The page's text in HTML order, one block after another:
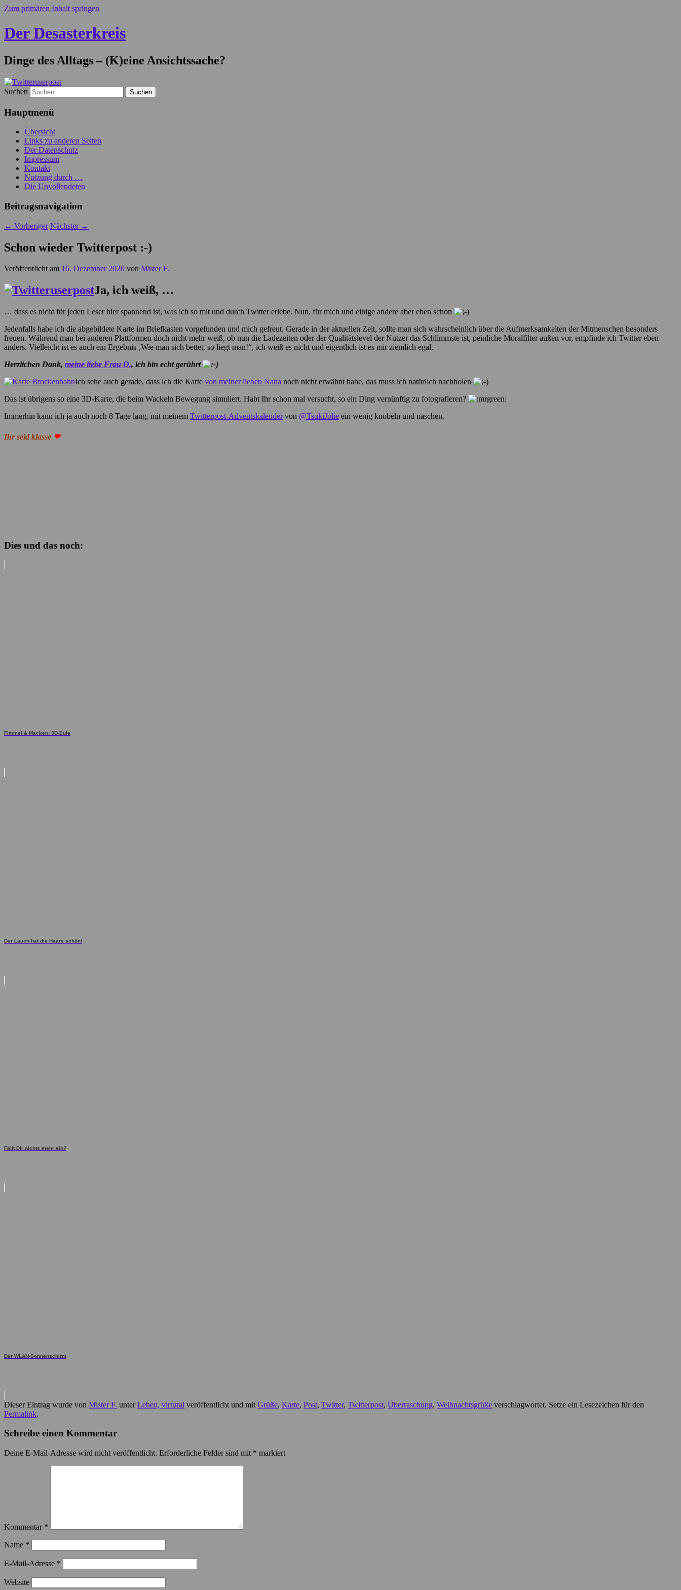
Zum primären Inhalt springen
Der Desasterkreis
Dinge des Alltags – (K)eine Ansichtssache?
Suchen
Hauptmenü
Übersicht
Links zu anderen Seiten
Der Datenschutz
Impressum
Kontakt
Nutzung durch …
Die Unvollendeten
Beitragsnavigation
← Vorheriger Nächster →
Schon wieder Twitterpost :-)
Veröffentlicht am 16. Dezember 2020 von Mister F.
Ja, ich weiß, …
… dass es nicht für jeden Leser hier spannend ist, was ich so mit und durch Twitter erlebe. Nun, für mich und einige andere aber eben schon
Jedenfalls habe ich die abgebildete Karte im Briefkasten vorgefunden und mich gefreut. Gerade in der aktuellen Zeit, sollte man sich wahrscheinlich über die Aufmerksamkeiten der Mitmenschen besonders
freuen. Während man bei anderen Plattformen doch nicht mehr weiß, ob nun die Ladezeiten oder der Qualitätslevel der Nutzer das Schlimmste ist, peinliche Moralfilter außen vor, empfinde ich Twitter eben
anders. Vielleicht ist es auch ein Ergebnis ‚Wie man sich bettet, so liegt man!“, ich weiß es nicht und eigentlich ist es mir ziemlich egal.
Herzlichen Dank, meine liebe Frau O., ich bin echt gerührt
Ich sehe auch gerade, dass ich die Karte von meiner lieben Nana noch nicht erwähnt habe, das muss ich natürlich nachholen
Das ist übrigens so eine 3D-Karte, die beim Wackeln Bewegung simuliert. Habt Ihr schon mal versucht, so ein Ding vernünftig zu fotografieren?
Immerhin kann ich ja auch noch 8 Tage lang, mit meinem Twitterpost-Adventskalendervon @TsukiJolie ein wenig knobeln und naschen.
Ihr seid klasse ❤
Dies und das noch:
Fimmel & Macken: 3D-Eule
Der Lauch hat die Haare schön!
Fällt Dir nichts mehr ein?
Der WLAN-Sonnenschirm
Dieser Eintrag wurde von Mister F. unterLeben, virtural veröffentlicht und mit Grüße, Karte, Post, Twitter, Twitterpost, Überraschung, Weihnachtsgrüße verschlagwortet. Setze ein Lesezeichen für den
Permalink.
Schreibe einen Kommentar
Deine E-Mail-Adresse wird nicht veröffentlicht. Erforderliche Felder sind mit * markiert
Kommentar *
Name *
E-Mail-Adresse *
Website